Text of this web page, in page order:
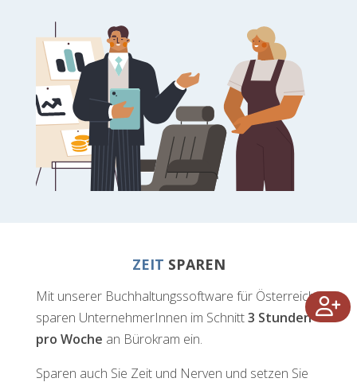
ZEIT SPAREN
Mit unserer Buchhaltungssoftware für Österreich
sparen UnternehmerInnen im Schnitt3 Stunden
pro Woche an Bürokram ein.
Sparen auch Sie Zeit und Nerven und setzen Sie